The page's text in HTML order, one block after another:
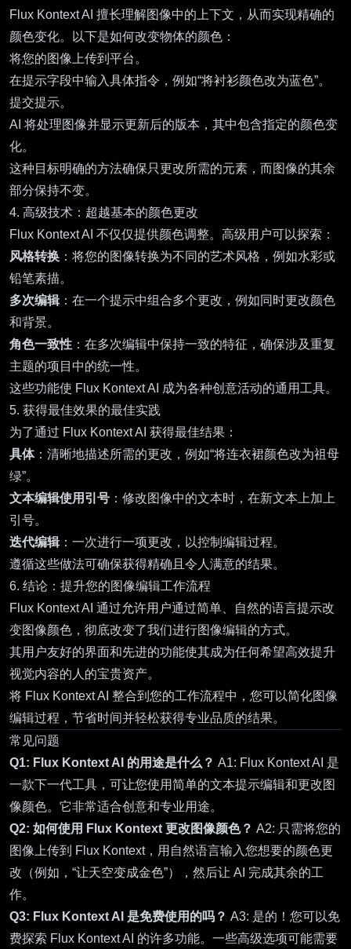
Flux Kontext AI 擅长理解图像中的上下文，从而实现精确的
颜色变化。以下是如何改变物体的颜色：
将您的图像上传到平台。
在提示字段中输入具体指令，例如“将衬衫颜色改为蓝色”。
提交提示。
AI 将处理图像并显示更新后的版本，其中包含指定的颜色变
化。
这种目标明确的方法确保只更改所需的元素，而图像的其余
部分保持不变。
4. 高级技术：超越基本的颜色更改
Flux Kontext AI 不仅仅提供颜色调整。高级用户可以探索：
风格转换 ：将您的图像转换为不同的艺术风格，例如水彩或
铅笔素描。
多次编辑：在一个提示中组合多个更改，例如同时更改颜色
和背景。
角色一致性 ：在多次编辑中保持一致的特征，确保涉及重复
主题的项目中的统一性。
这些功能使 Flux Kontext AI 成为各种创意活动的通用工具。
5. 获得最佳效果的最佳实践
为了通过 Flux Kontext AI 获得最佳结果：
具体：清晰地描述所需的更改，例如“将连衣裙颜色改为祖母
绿”。
文本编辑使用引号 ：修改图像中的文本时，在新文本上加上
引号。
迭代编辑：一次进行一项更改，以控制编辑过程。
遵循这些做法可确保获得精确且令人满意的结果。
6. 结论：提升您的图像编辑工作流程
Flux Kontext AI 通过允许用户通过简单、自然的语言提示改
变图像颜色，彻底改变了我们进行图像编辑的方式。
其用户友好的界面和先进的功能使其成为任何希望高效提升
视觉内容的人的宝贵资产。
将 Flux Kontext AI 整合到您的工作流程中，您可以简化图像
编辑过程，节省时间并轻松获得专业品质的结果。
常见问题
Q1: Flux Kontext AI 的用途是什么？ A1: Flux Kontext AI 是
一款下一代工具，可让您使用简单的文本提示编辑和更改图
像颜色。它非常适合创意和专业用途。
Q2: 如何使用 Flux Kontext 更改图像颜色？ A2: 只需将您的
图像上传到 Flux Kontext，用自然语言输入您想要的颜色更
改（例如，“让天空变成金色”），然后让 AI 完成其余的工
作。
Q3: Flux Kontext AI 是免费使用的吗？ A3: 是的！您可以免
费探索 Flux Kontext AI 的许多功能。一些高级选项可能需要